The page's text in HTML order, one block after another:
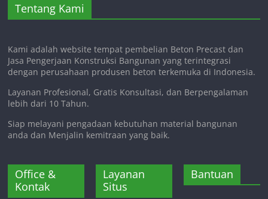
Tentang Kami
Kami adalah website tempat pembelian Beton Precast dan
Jasa Pengerjaan Konstruksi Bangunan yang terintegrasi
dengan perusahaan produsen beton terkemuka di Indonesia.
Layanan Profesional, Gratis Konsultasi, dan Berpengalaman
lebih dari 10 Tahun.
Siap melayani pengadaan kebutuhan material bangunan
anda dan Menjalin kemitraan yang baik.
Office &
Kontak
Layanan
Situs
Bantuan